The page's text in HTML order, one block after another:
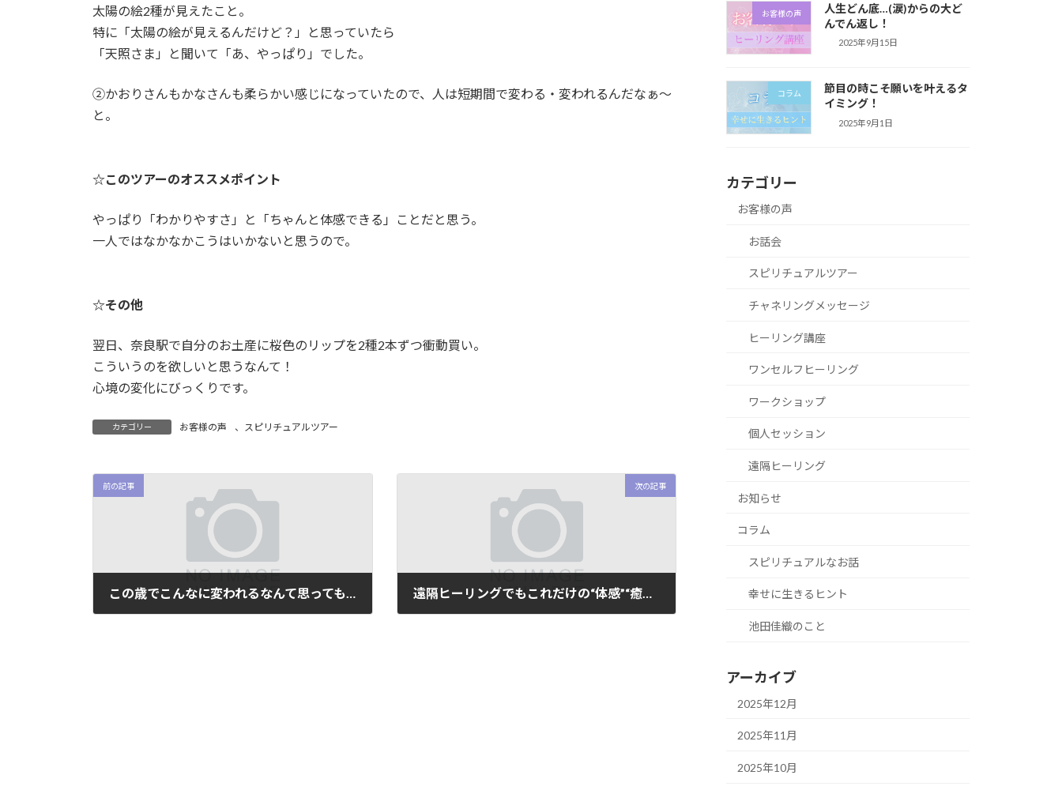
太陽の絵2種が見えたこと。
特に「太陽の絵が見えるんだけど？」と思っていたら
「天照さま」と聞いて「あ、やっぱり」でした。
②かおりさんもかなさんも柔らかい感じになっていたので、人は短期間で変わる・変われるんだなぁ～
と。
☆このツアーのオススメポイント
やっぱり「わかりやすさ」と「ちゃんと体感できる」ことだと思う。
一人ではなかなかこうはいかないと思うので。
☆その他
翌日、奈良駅で自分のお土産に桜色のリップを2種2本ずつ衝動買い。
こういうのを欲しいと思うなんて！
心境の変化にびっくりです。
カテゴリー お客様の声 、 スピリチュアルツアー
前の記事 次の記事
遠隔ヒーリングでもこれだけの“体感”“癒し”“メッセージ”を体験できます！
お客様の声
人生どん底…(涙)からの大ど
んでん返し！
2025年9月15日
コラム
節目の時こそ願いを叶えるタ
イミング！
2025年9月1日
カテゴリー
お客様の声
お話会
スピリチュアルツアー
チャネリングメッセージ
ヒーリング講座
ワンセルフヒーリング
ワークショップ
個人セッション
遠隔ヒーリング
お知らせ
コラム
スピリチュアルなお話
幸せに生きるヒント
池田佳織のこと
アーカイブ
2025年12月
2025年11月
2025年10月